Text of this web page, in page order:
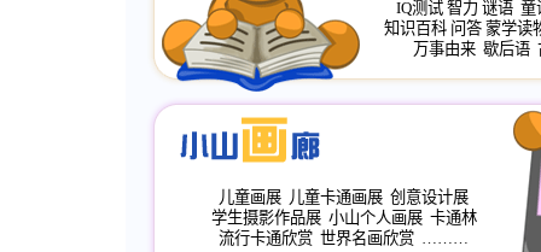
IQ测试 智力 谜语 童
知识百科 问答 蒙学读
万事由来 歇后语
儿童画展 儿童卡通画展 创意设计展
学生摄影作品展 小山个人画展 卡通林
流行卡通欣赏 世界名画欣赏 ………